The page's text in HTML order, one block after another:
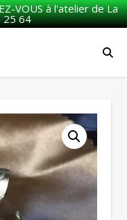
VOUS à l'atelier de La
25 64